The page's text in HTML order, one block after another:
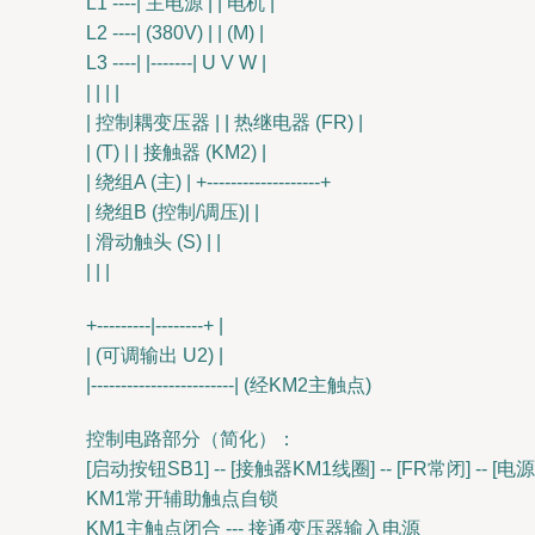
L2 ----| (380V) | | (M) |
L3 ----| |-------| U V W |
| 控制耦变压器 | | 热继电器 (FR) |
| (T) | | 接触器 (KM2) |
| 绕组A (主) | +-------------------+
| 绕组B (控制/调压)| |
| 滑动触头 (S) | |
+---------|--------+ |
| (可调输出 U2) |
|------------------------| (经KM2主触点)
控制电路部分（简化）：
[启动按钮SB1] -- [接触器KM1线圈] -- [FR常闭] -- [电
KM1常开辅助触点自锁
KM1主触点闭合 --- 接通变压器输入电源